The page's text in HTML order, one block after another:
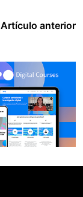
Artículo anterior